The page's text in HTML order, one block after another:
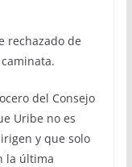
rechazado de
del Consejo
Uribe no es
y que solo
la última